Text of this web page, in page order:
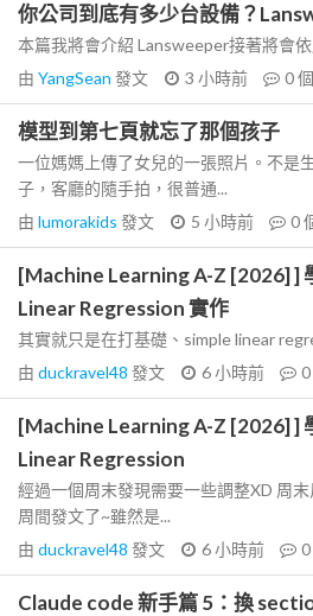
你公司到底有多少台設備？
本篇我將會介紹 Lansweeper接著將會
由 YangSean 發文 3 小時前 0
模型到第七頁就忘了那個孩子
一位媽媽上傳了女兒的一張照片。不是
子，客廳的隨手拍，很普通...
由 lumorakids 發文 5 小時前 0
[Machine Learning A-Z [2026] ]
Linear Regression 實作
其實就只是在打基礎、simple linear
由 duckravel48 發文 6 小時前 0
[Machine Learning A-Z [2026] ]
Linear Regression
經過一個周末發現需要一些調整XD 周
周間發文了~雖然是...
由 duckravel48 發文 6 小時前 0
Claude code 新手篇 5：換